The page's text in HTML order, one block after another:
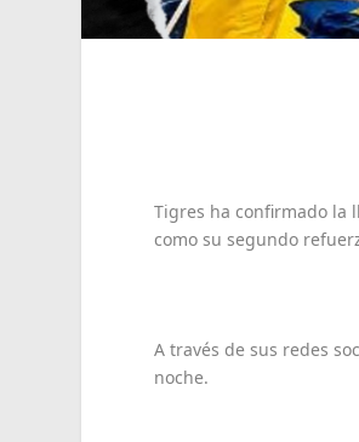
Tigres ha confirmado la
como su segundo
A través de sus redes
noche.